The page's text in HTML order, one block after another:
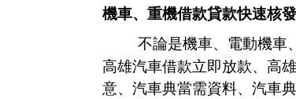
機車、 重機借款貸款快速核
不論是機車、 電動機車、
高雄汽車借款立即放款、高
意、汽車典當需資料、汽車